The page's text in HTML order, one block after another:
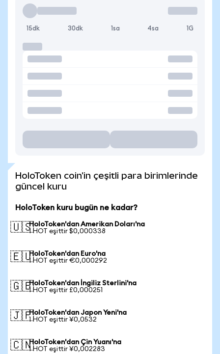
15dk 30dk 1sa 4sa 1G
HoloToken coin'in çeşitli para birimlerinde
güncel kuru
HoloToken kuru bugün ne kadar?
🇺🇸HoloToken'dan Amerikan Doları'na
1 HOT eşittir $0,000338
🇪🇺HoloToken'dan Euro'na
1 HOT eşittir €0,000292
🇬🇧HoloToken'dan İngiliz Sterlini'na
1 HOT eşittir £0,000251
🇯🇵HoloToken'dan Japon Yeni'na
1 HOT eşittir ¥0,0532
🇨🇳HoloToken'dan Çin Yuanı'na
1 HOT eşittir ¥0,002283